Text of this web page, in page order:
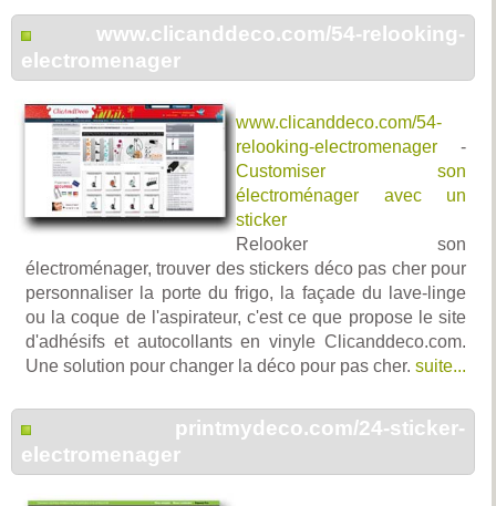
www.clicanddeco.com/54-relooking-
electromenager
www.clicanddeco.com/54-
relooking-electromenager -
Customiser son
électroménager avec un
sticker
Relooker son
électroménager, trouver des stickers déco pas cher pour
personnaliser la porte du frigo, la façade du lave-linge
ou la coque de l'aspirateur, c'est ce que propose le site
d'adhésifs et autocollants en vinyle Clicanddeco.com.
Une solution pour changer la déco pour pas cher. suite...
printmydeco.com/24-sticker-
electromenager